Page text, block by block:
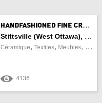
H
ANDFASHIONED FINE CRAFT
Stittsville (West Ottawa), Ontario
Céramique, Textiles, Meubles, Verre
4136